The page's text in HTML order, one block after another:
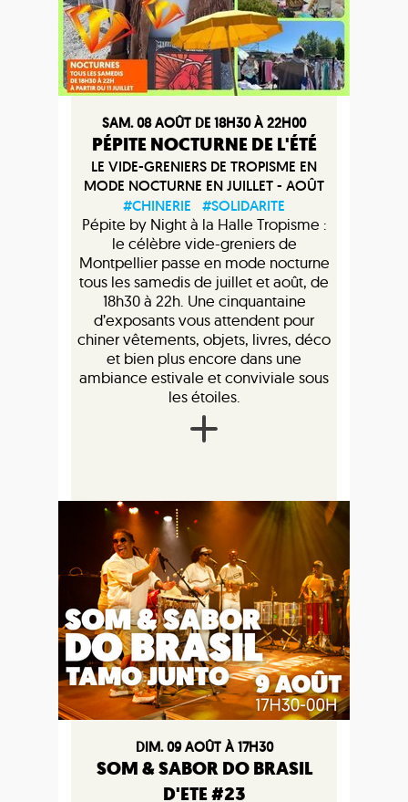
SAM. 08 AOÛT DE 18H30 À 22H00
PÉPITE NOCTURNE DE L'ÉTÉ
LE VIDE-GRENIERS DE TROPISME EN
MODE NOCTURNE EN JUILLET - AOÛT
#CHINERIE
#SOLIDARITE
Pépite by Night à la Halle Tropisme :
le célèbre vide-greniers de
Montpellier passe en mode nocturne
tous les samedis de juillet et août, de
18h30 à 22h. Une cinquantaine
d’exposants vous attendent pour
chiner vêtements, objets, livres, déco
et bien plus encore dans une
ambiance estivale et conviviale sous
les étoiles.
DIM. 09 AOÛT À 17H30
SOM & SABOR DO BRASIL
D'ETE #23